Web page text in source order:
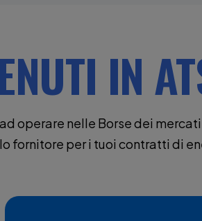
IN
operare nelle Borse dei
fornitore per i tuoi contratti di